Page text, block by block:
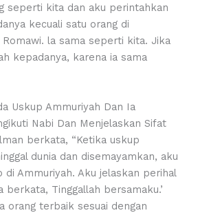
seperti kita dan aku perintahkan
kecuali satu orang di
la sama seperti kita. Jika
kepadanya, karena ia sama
Uskup Ammuriyah Dan Ia
Nabi Dan Menjelaskan Sifat
berkata, “Ketika uskup
dunia dan disemayamkan, aku
di Ammuriyah. Aku jelaskan perihal
berkata, Tinggallah bersamaku.’
orang terbaik sesuai dengan